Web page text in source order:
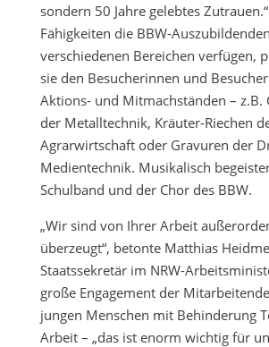
sondern 50 Jahre gelebtes
Fähigkeiten die BBW-
verschiedenen Bereichen verfügen,
sie den Besucherinnen und
Aktions- und Mitmachständen – z.B.
der Metalltechnik, Kräuter-Riechen
Agrarwirtschaft oder Gravuren der
Medientechnik. Musikalisch
Schulband und der Chor des BBW.
„Wir sind von Ihrer Arbeit
überzeugt“, betonte Matthias
Staatssekretär im NRW-
große Engagement der
jungen Menschen mit Behinderung
Arbeit – „das ist enorm wichtig für